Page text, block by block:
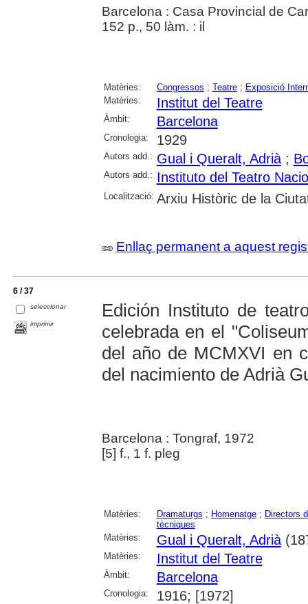
Barcelona : Casa Provincial de
152 p., 50 làm. : il
Matèries: Congressos ; Teatre; Exposició
Matèries:
Institut del Teatre
Àmbit: Barcelona
Cronologia: 1929
Autors add.: Gual i Queralt, Adrià;
Autors add.: Instituto del Teatro
Localització: Arxiu Històric de la
Enllaç permanent a aquest
6 / 37
seleccionar
imprimir
Edición Instituto de
celebrada en el
del año de MCMXVI en
del nacimiento de Adrià
Barcelona : Tongraf, 1972
[5] f., 1 f. pleg
Matèries: Dramaturgs ; Homenatge; Directors
tècniques
Matèries:
Gual i Queralt, Adrià
Matèries: Institut del Teatre
Àmbit: Barcelona
Cronologia: 1916; [1972]